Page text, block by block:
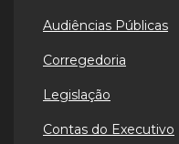
Audiências Públicas
Corregedoria
Legislação
Contas do Executivo